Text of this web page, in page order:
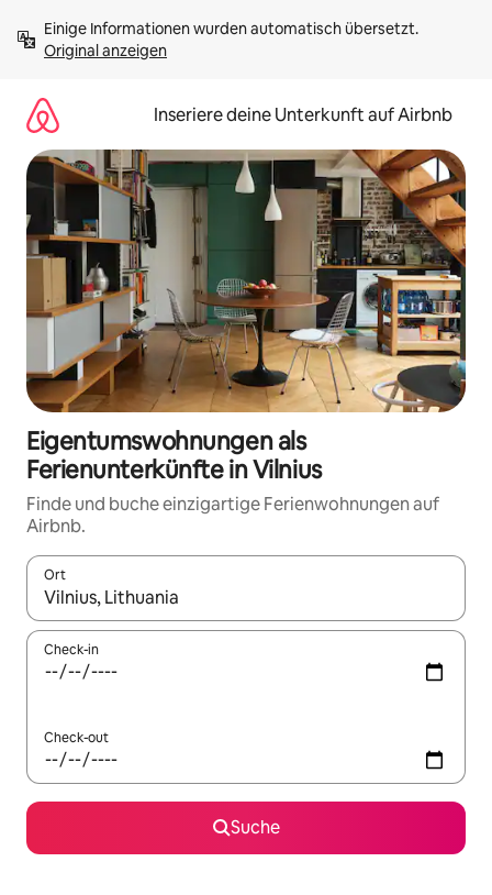
Inhalten
springenOriginal anzeigen
Inseriere deine Unterkunft auf Airbnb
Eigentumswohnungen als
Ferienunterkünfte in Vilnius
Finde und buche einzigartige Ferienwohnungen auf
Airbnb.
Ort
Wenn Ergebnisse verfügbar sind, navigiere mit den
Check-in
Check-out
Suche